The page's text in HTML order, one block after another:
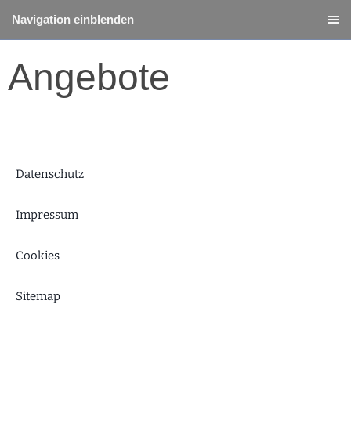
Navigation einblenden
Angebote
Datenschutz
Impressum
Cookies
Sitemap